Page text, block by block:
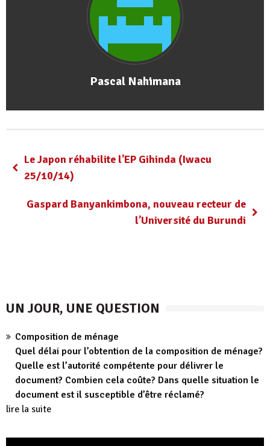
Pascal Nahimana
Le Japon réhabilite l’EP Gihinda (Iwacu
25/10/14)
Gaspard Banyankimbona, nouveau recteur de
l’Université du Burundi
UN JOUR, UNE QUESTION
Composition de ménage
Quel délai pour l’obtention de la composition de ménage?
Quelle est l’autorité compétente pour délivrer le
document? Combien cela coûte? Dans quelle situation le
document est il susceptible d’être réclamé?
lire la suite